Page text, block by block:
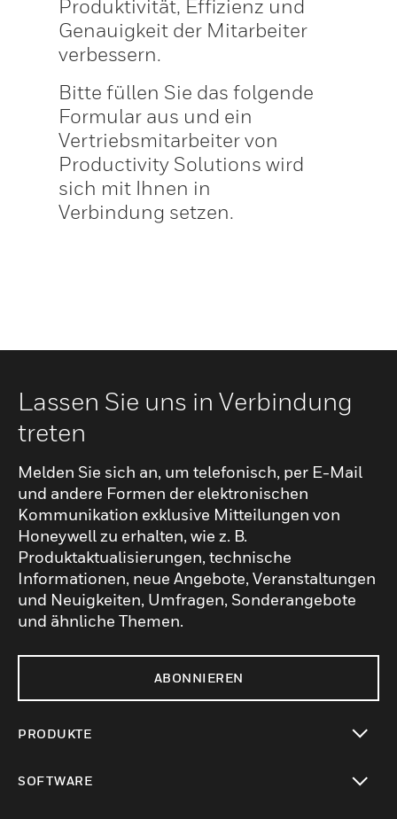
Produktivität, Effizienz und
Genauigkeit der Mitarbeiter
verbessern.
Bitte füllen Sie das folgende
Formular aus und ein
Vertriebsmitarbeiter von
Productivity Solutions wird
sich mit Ihnen in
Verbindung setzen.
Lassen Sie uns in Verbindung
treten
Melden Sie sich an, um telefonisch, per E-Mail
und andere Formen der elektronischen
Kommunikation exklusive Mitteilungen von
Honeywell zu erhalten, wie z. B.
Produktaktualisierungen, technische
Informationen, neue Angebote, Veranstaltungen
und Neuigkeiten, Umfragen, Sonderangebote
und ähnliche Themen.
ABONNIEREN
PRODUKTE
SOFTWARE